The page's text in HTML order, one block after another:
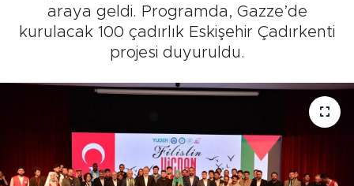
araya geldi. Programda, Gazze’de
kurulacak 100 çadırlık Eskişehir Çadırkenti
projesi duyuruldu.